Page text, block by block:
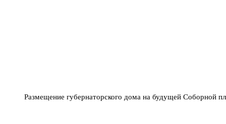
Размещение губернаторского дома на будущей Соборной